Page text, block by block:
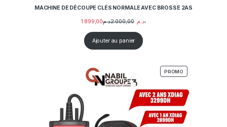
MACHINE DE DÉCOUPE CLÉS NORMALE AVEC BROSSE 2AS
1.899,00 د.م. 2.000,00 د.م.
Ajouter au panier
PROMO